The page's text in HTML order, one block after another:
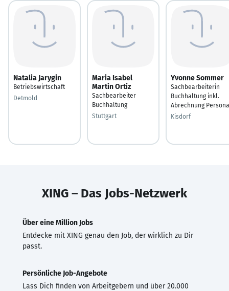
Natalia Jarygin
Betriebswirtschaft
Detmold
Maria Isabel
Martin Ortiz
Sachbearbeiter
Buchhaltung
Stuttgart
Yvonne Sommer
Sachbearbeiterin
Buchhaltung inkl.
Abrechnung
Kisdorf
XING – Das Jobs-Netzwerk
Über eine Million Jobs
Entdecke mit XING genau den Job, der wirklich zu Dir
passt.
Persönliche Job-Angebote
Lass Dich finden von Arbeitgebern und über 20.000